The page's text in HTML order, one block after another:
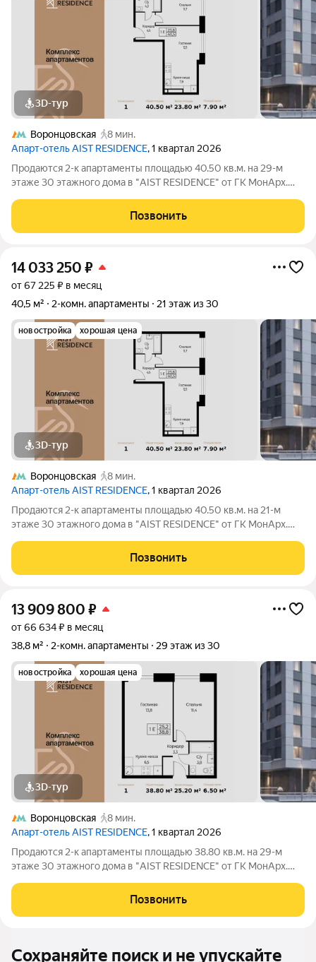
3D-тур
Воронцовская
8 мин.
Апарт-отель AIST RESIDENCE, 1 квартал 2026
Продаются 2-к апартаменты площадью 40.50 кв.м. на 29-м
этаже 30 этажного дома в "AIST RESIDENCE" от ГК МонАрх.
стремится к гармонии между динамичной городской жизнью и
отдыхом на природе.
Позвонить
14 033 250 ₽
от 67 225 ₽ в месяц
40,5 м²
2-комн. апартаменты 21 этаж из 30
новостройка хорошая цена
3D-тур
Воронцовская
8 мин.
Апарт-отель AIST RESIDENCE, 1 квартал 2026
Продаются 2-к апартаменты площадью 40.50 кв.м. на 21-м
этаже 30 этажного дома в "AIST RESIDENCE" от ГК МонАрх.
стремится к гармонии между динамичной городской жизнью и
отдыхом на природе.
Позвонить
13 909 800 ₽
от 66 634 ₽ в месяц
38,8 м²
2-комн. апартаменты 29 этаж из 30
новостройка хорошая цена
3D-тур
Воронцовская
8 мин.
Апарт-отель AIST RESIDENCE, 1 квартал 2026
Продаются 2-к апартаменты площадью 38.80 кв.м. на 29-м
этаже 30 этажного дома в "AIST RESIDENCE" от ГК МонАрх.
стремится к гармонии между динамичной городской жизнью и
отдыхом на природе.
Позвонить
Сохраняйте поиск и не упускайте